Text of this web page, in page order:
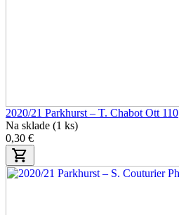
2020/21 Parkhurst – T. Chabot Ott 110
Na sklade (1 ks)
0,30 €